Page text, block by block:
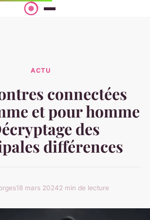
ACTU
connectées
et pour homme
des
différences
18 mars 20242 min de lecture